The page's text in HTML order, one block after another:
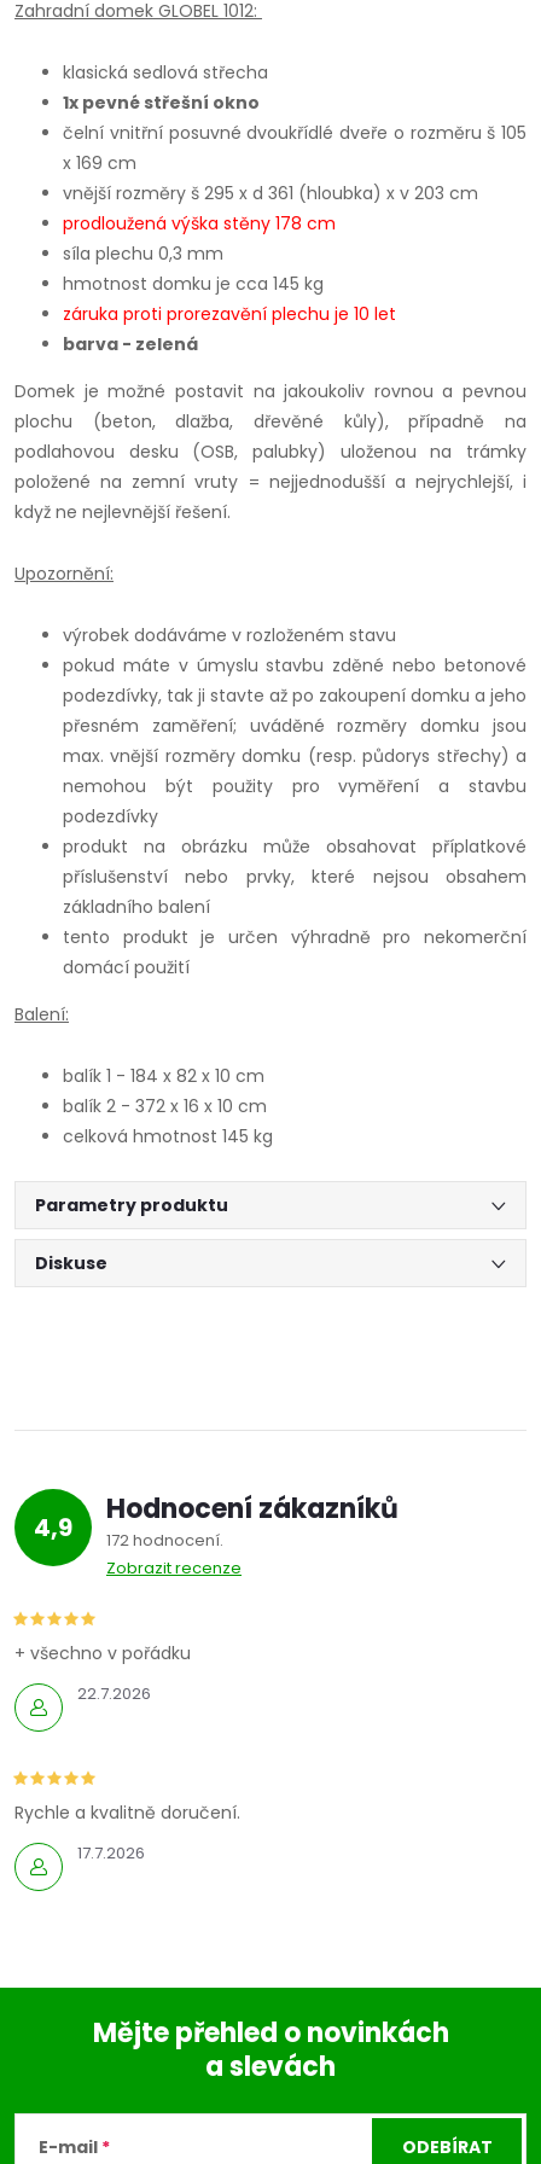
Zahradní domek GLOBEL 1012:
klasická sedlová střecha
1x pevné střešní okno
čelní vnitřní posuvné dvoukřídlé dveře o rozměru š 105
x 169 cm
vnější rozměry š 295 x d 361 (hloubka) x v 203 cm
prodloužená výška stěny 178 cm
síla plechu 0,3 mm
hmotnost domku je cca 145 kg
záruka proti prorezavění plechu je 10 let
barva - zelená
Domek je možné postavit na jakoukoliv rovnou a pevnou
plochu (beton, dlažba, dřevěné kůly), případně na
podlahovou desku (OSB, palubky) uloženou na trámky
položené na zemní vruty = nejjednodušší a nejrychlejší, i
když ne nejlevnější řešení.
Upozornění:
výrobek dodáváme v rozloženém stavu
pokud máte v úmyslu stavbu zděné nebo betonové
podezdívky, tak ji stavte až po zakoupení domku a jeho
přesném zaměření; uváděné rozměry domku jsou
max. vnější rozměry domku (resp. půdorys střechy) a
nemohou být použity pro vyměření a stavbu
podezdívky
produkt na obrázku může obsahovat příplatkové
příslušenství nebo prvky, které nejsou obsahem
základního balení
tento produkt je určen výhradně pro nekomerční
domácí použití
Balení:
balík 1 - 184 x 82 x 10 cm
balík 2 - 372 x 16 x 10 cm
celková hmotnost 145 kg
Parametry produktu
Diskuse
4,9 Hodnocení zákazníků
172 hodnocení
Zobrazit recenze
22.7.2026
+ všechno v pořádku
17.7.2026
Rychle a kvalitně doručení.
Mějte přehled o novinkách
a slevách
E-mail ODEBÍRAT